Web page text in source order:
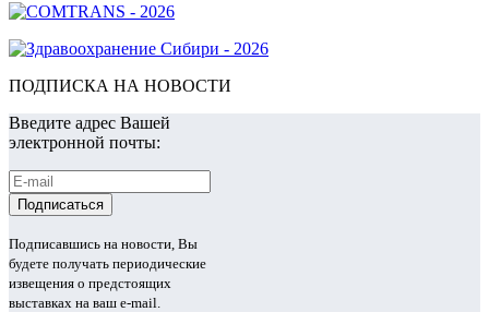
ПОДПИСКА НА НОВОСТИ
Введите адрес Вашей
электронной почты:
Подписавшись на новости, Вы
будете получать периодические
извещения о предстоящих
выставках на ваш e-mail.